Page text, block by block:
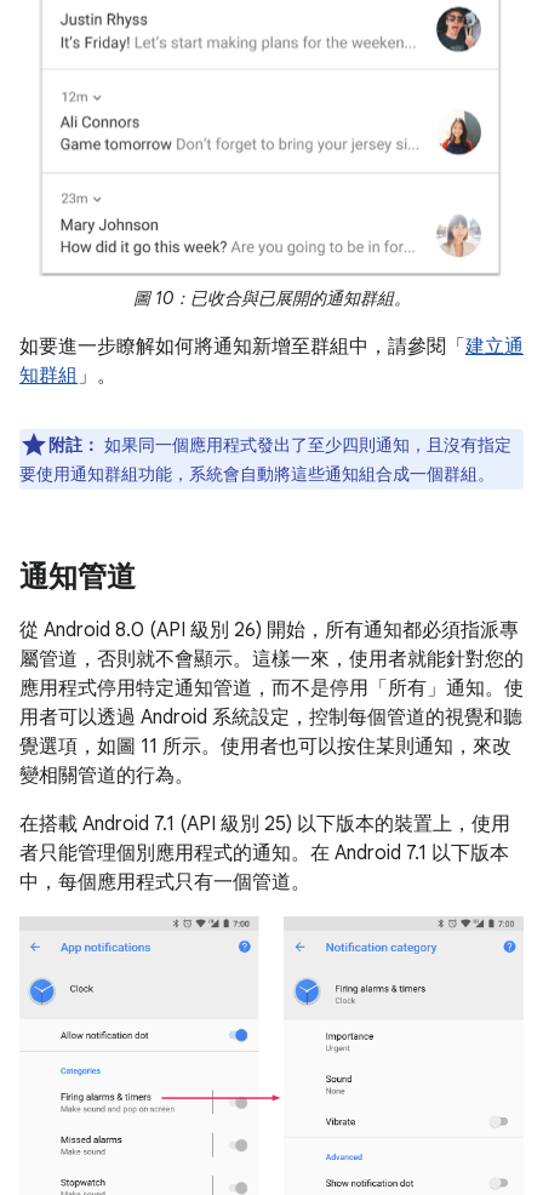
圖 10：已收合與已展開的通知群組。
如要進一步瞭解如何將通知新增至群組中，請參閱「 建立通
知群組」。
附註： 如果同一個應用程式發出了至少四則通知，且沒有指定
要使用通知群組功能，系統會自動將這些通知組合成一個群組。
通知管道
從 Android 8.0 (API 級別 26) 開始，所有通知都必須指派專
屬管道，否則就不會顯示。這樣一來，使用者就能針對您的
應用程式停用特定通知管道，而不是停用「所有」 通知。使
用者可以透過 Android 系統設定，控制每個管道的視覺和聽
覺選項，如圖 11 所示。使用者也可以按住某則通知，來改
變相關管道的行為。
在搭載 Android 7.1 (API 級別 25) 以下版本的裝置上，使用
者只能管理個別應用程式的通知。在 Android 7.1 以下版本
中，每個應用程式只有一個管道。